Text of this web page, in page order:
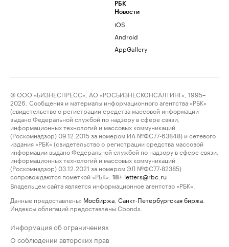
РБК
Новости
iOS
Android
AppGallery
© ООО «БИЗНЕСПРЕСС», АО «РОСБИЗНЕСКОНСАЛТИНГ», 1995–
2026. Сообщения и материалы информационного агентства «РБК»
(свидетельство о регистрации средства массовой информации
выдано Федеральной службой по надзору в сфере связи,
информационных технологий и массовых коммуникаций
(Роскомнадзор) 09.12.2015 за номером ИА №ФС77-63848) и сетевого
издания «РБК» (свидетельство о регистрации средства массовой
информации выдано Федеральной службой по надзору в сфере связи,
информационных технологий и массовых коммуникаций
(Роскомнадзор) 03.12.2021 за номером ЭЛ №ФС77-82385)
сопровождаются пометкой «РБК».
18+ letters@rbc.ru
Владельцем сайта является информационное агентство «РБК».
Данные предоставлены: Мосбиржа Санкт-Петербургская биржа
Индексы облигаций предоставлены Cbonds.
Информация об ограничениях
О соблюдении авторских прав